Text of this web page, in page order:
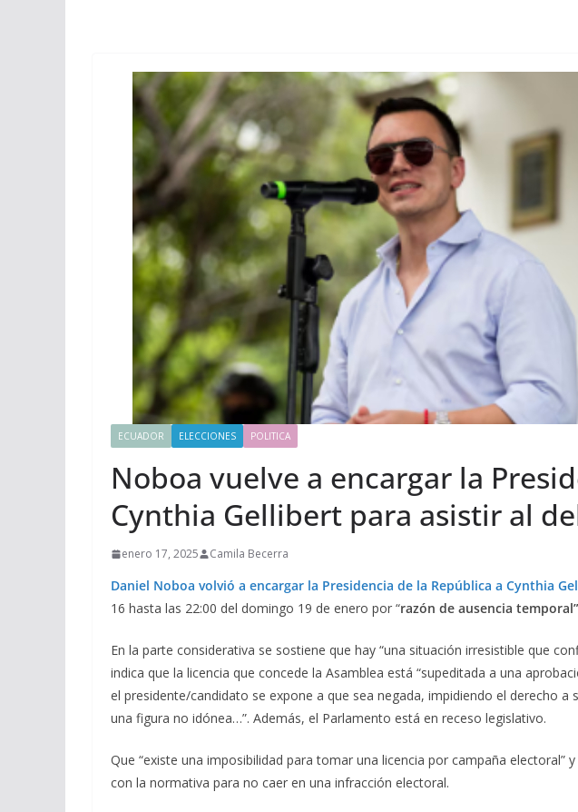
ECUADOR ELECCIONES POLITICA
Noboa vuelve a encargar la
Cynthia Gellibert para asistir al
enero 17, 2025 Camila Becerra
Daniel Noboa volvió a encargar la Presidencia de la República a Cynthia
16 hasta las 22:00 del domingo 19 de enero por “razón de ausencia temporal”
En la parte considerativa se sostiene que hay “una situación irresistible que
indica que la licencia que concede la Asamblea está “supeditada a una
el presidente/candidato se expone a que sea negada, impidiendo el derecho a
una figura no idónea…”. Además, el Parlamento está en receso legislativo.
Que “existe una imposibilidad para tomar una licencia por campaña electoral”
con la normativa para no caer en una infracción electoral.